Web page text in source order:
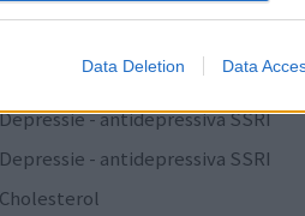
Data Deletion Data
Depressie - antidepressiva SSRI
Depressie - antidepressiva SSRI
Depressie - antidepressiva SSRI
Cholesterol